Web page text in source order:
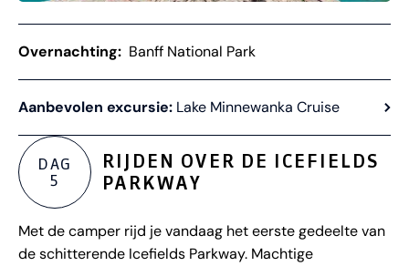
Overnachting: Banff National Park
Aanbevolen excursie: Lake Minnewanka Cruise
DAG
5
RIJDEN OVER DE ICEFIELDS
PARKWAY
Met de camper rijd je vandaag het eerste gedeelte van
de schitterende Icefields Parkway. Machtige